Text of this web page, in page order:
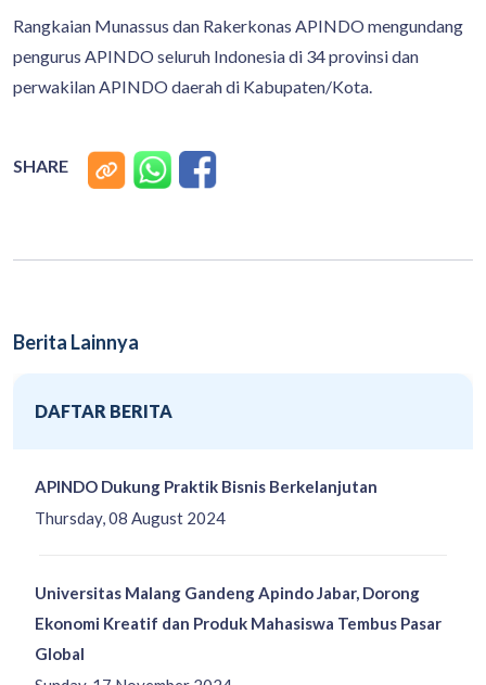
Rangkaian Munassus dan Rakerkonas APINDO mengundang
pengurus APINDO seluruh Indonesia di 34 provinsi dan
perwakilan APINDO daerah di Kabupaten/Kota.
SHARE
Berita Lainnya
DAFTAR BERITA
Thursday, 08 August 2024
APINDO Dukung Praktik Bisnis Berkelanjutan
Universitas Malang Gandeng Apindo Jabar, Dorong
Ekonomi Kreatif dan Produk Mahasiswa Tembus Pasar
Global